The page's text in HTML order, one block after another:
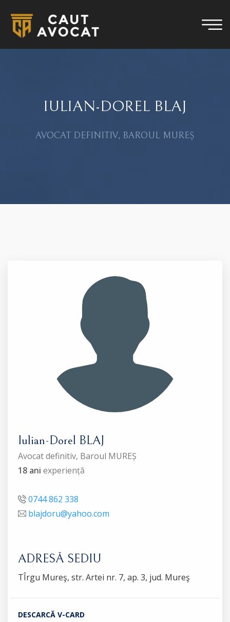
IULIAN-DOREL BLAJ
AVOCAT DEFINITIV, BAROUL MUREȘ
Iulian-Dorel BLAJ
Avocat definitiv, Baroul MUREȘ
18 ani experiență
0744 862 338
blajdoru@yahoo.com
ADRESĂ SEDIU
TÎrgu Mureş, str. Artei nr. 7, ap. 3, jud. Mureş
DESCARCĂ V-CARD